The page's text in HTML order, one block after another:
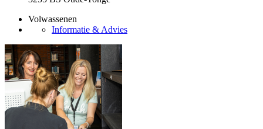
Volwassenen
Informatie & Advies